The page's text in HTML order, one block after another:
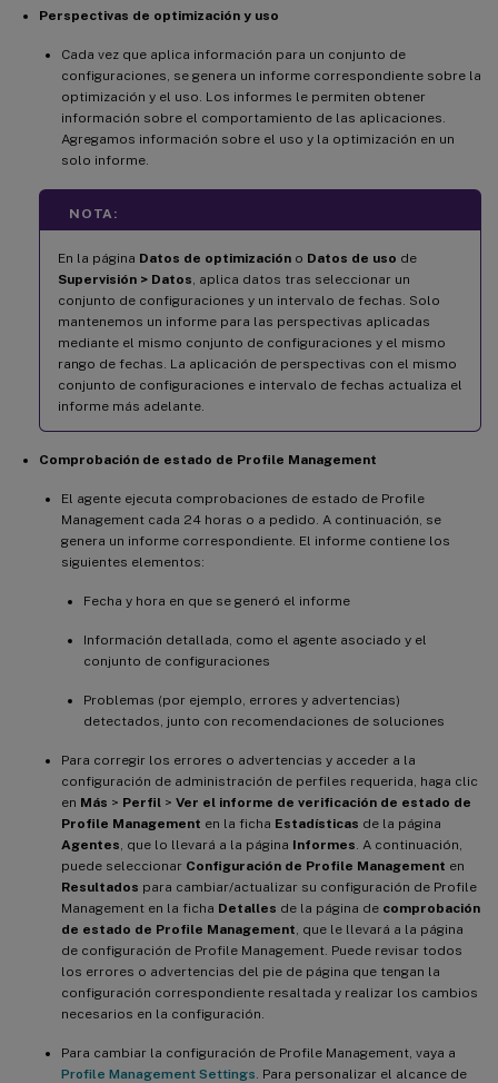
Perspectivas de optimización y uso
Cada vez que aplica información para un conjunto de
configuraciones, se genera un informe correspondiente sobre la
optimización y el uso. Los informes le permiten obtener
información sobre el comportamiento de las aplicaciones.
Agregamos información sobre el uso y la optimización en un
solo informe.
NOTA:
En la página Datos de optimización o Datos de uso de
Supervisión > Datos , aplica datos tras seleccionar un
conjunto de configuraciones y un intervalo de fechas. Solo
mantenemos un informe para las perspectivas aplicadas
mediante el mismo conjunto de configuraciones y el mismo
rango de fechas. La aplicación de perspectivas con el mismo
conjunto de configuraciones e intervalo de fechas actualiza el
informe más adelante.
Comprobación de estado de Profile Management
El agente ejecuta comprobaciones de estado de Profile
Management cada 24 horas o a pedido. A continuación, se
genera un informe correspondiente. El informe contiene los
siguientes elementos:
Fecha y hora en que se generó el informe
Información detallada, como el agente asociado y el
conjunto de configuraciones
Problemas (por ejemplo, errores y advertencias)
detectados, junto con recomendaciones de soluciones
Para corregir los errores o advertencias y acceder a la
configuración de administración de perfiles requerida, haga clic
en Más > Perfil > Ver el informe de verificación de estado de
Profile Management en la ficha Estadísticas de la página
Agentes , que lo llevará a la página Informes . A continuación,
puede seleccionar Configuración de Profile Management en
Resultados para cambiar/actualizar su configuración de Profile
Management en la ficha Detalles de la página de comprobación
de estado de Profile Management , que le llevará a la página
de configuración de Profile Management. Puede revisar todos
los errores o advertencias del pie de página que tengan la
configuración correspondiente resaltada y realizar los cambios
necesarios en la configuración.
Para cambiar la configuración de Profile Management, vaya a
Profile Management Settings . Para personalizar el alcance de